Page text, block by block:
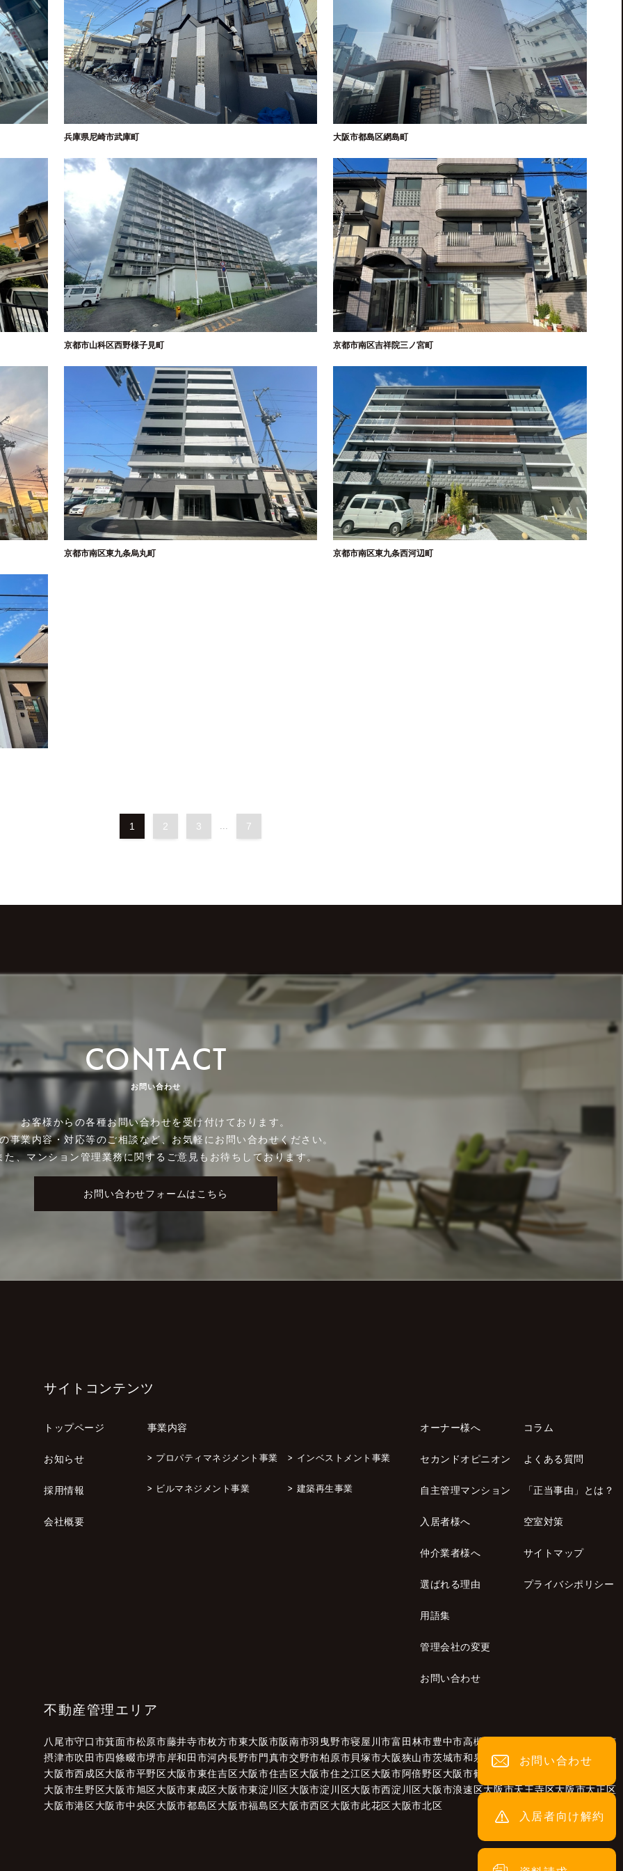
兵庫県尼崎市武庫町 大阪市都島区網島町
京都市山科区西野様子見町 京都市南区吉祥院三ノ宮町
京都市南区東九条烏丸町 京都市南区東九条西河辺町
1 2 3 ... 7
CONTACT
お問い合わせ
お客様からの各種お問い合わせを受け付けております。
事業内容・対応等のご相談など、お気軽にお問い合わせください。
た、マンション管理業務に関するご意見もお待ちしております。
お問い合わせフォームはこちら
サイトコンテンツ
トップページ
お知らせ
採用情報
会社概要
事業内容
> プロパティマネジメント事業 > インベストメント事業
> ビルマネジメント事業 > 建築再生事業
オーナー様へ
セカンドオピニオン
自主管理マンション
入居者様へ
仲介業者様へ
選ばれる理由
用語集
管理会社の変更
お問い合わせ
コラム
よくある質問
「正当事由」とは？
空室対策
サイトマップ
プライバシポリシー
不動産管理エリア
八尾市守口市箕面市松原市藤井寺市枚方市東大阪市阪南市羽曳野市寝屋川市富田林市豊中市高槻市
泉南市
摂津市吹田市四條畷市堺市岸和田市河内長野市門真市交野市柏原市貝塚市大阪狭山市茨城市和泉市泉大津市泉佐野市池田市
大阪市西成区大阪市平野区大阪市東住吉区大阪市住吉区大阪市住之江区大阪市阿倍野区大阪市鶴見区
大阪市生野区大阪市旭区大阪市東成区大阪市東淀川区大阪市淀川区大阪市西淀川区大阪市浪速区大阪市天王寺区大阪市大正区
大阪市港区大阪市中央区大阪市都島区大阪市福島区大阪市西区大阪市此花区大阪市北区
お問い合わせ
入居者向け解約